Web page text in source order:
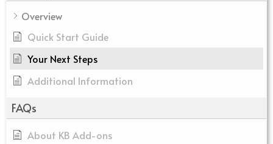
Overview
Quick Start Guide
Your Next Steps
Additional Information
FAQs
About KB Add-ons